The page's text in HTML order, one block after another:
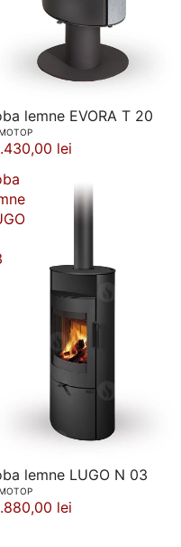
lemne EVORA T 20
lei
lemne LUGO N 03
lei